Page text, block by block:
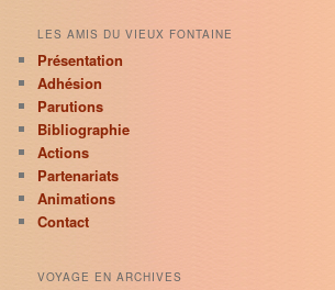
LES AMIS DU VIEUX FONTAINE
Présentation
Adhésion
Parutions
Bibliographie
Actions
Partenariats
Animations
Contact
VOYAGE EN ARCHIVES